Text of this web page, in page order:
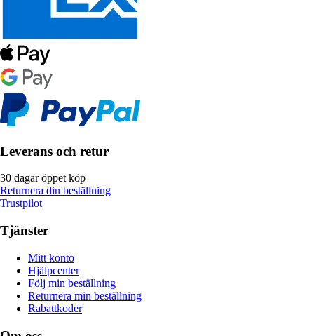
Leverans och retur
30 dagar öppet köp
Returnera din beställning
Trustpilot
Tjänster
Mitt konto
Hjälpcenter
Följ min beställning
Returnera min beställning
Rabattkoder